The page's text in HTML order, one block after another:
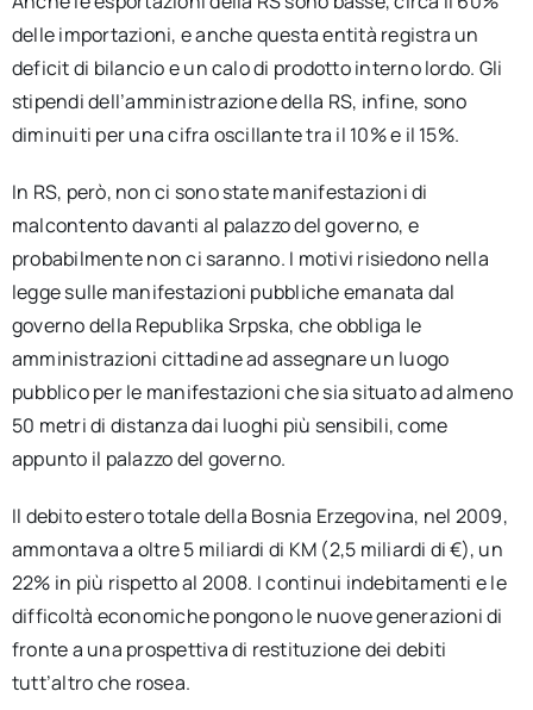
delle importazioni, e anche questa entità registra un
deficit di bilancio e un calo di prodotto interno lordo. Gli
stipendi dell’amministrazione della RS, infine, sono
diminuiti per una cifra oscillante tra il 10% e il 15%.
In RS, però, non ci sono state manifestazioni di
malcontento davanti al palazzo del governo, e
probabilmente non ci saranno. I motivi risiedono nella
legge sulle manifestazioni pubbliche emanata dal
governo della Republika Srpska, che obbliga le
amministrazioni cittadine ad assegnare un luogo
pubblico per le manifestazioni che sia situato ad almeno
50 metri di distanza dai luoghi più sensibili, come
appunto il palazzo del governo.
Il debito estero totale della Bosnia Erzegovina, nel 2009,
ammontava a oltre 5 miliardi di KM (2,5 miliardi di €), un
22% in più rispetto al 2008. I continui indebitamenti e le
difficoltà economiche pongono le nuove generazioni di
fronte a una prospettiva di restituzione dei debiti
tutt’altro che rosea.